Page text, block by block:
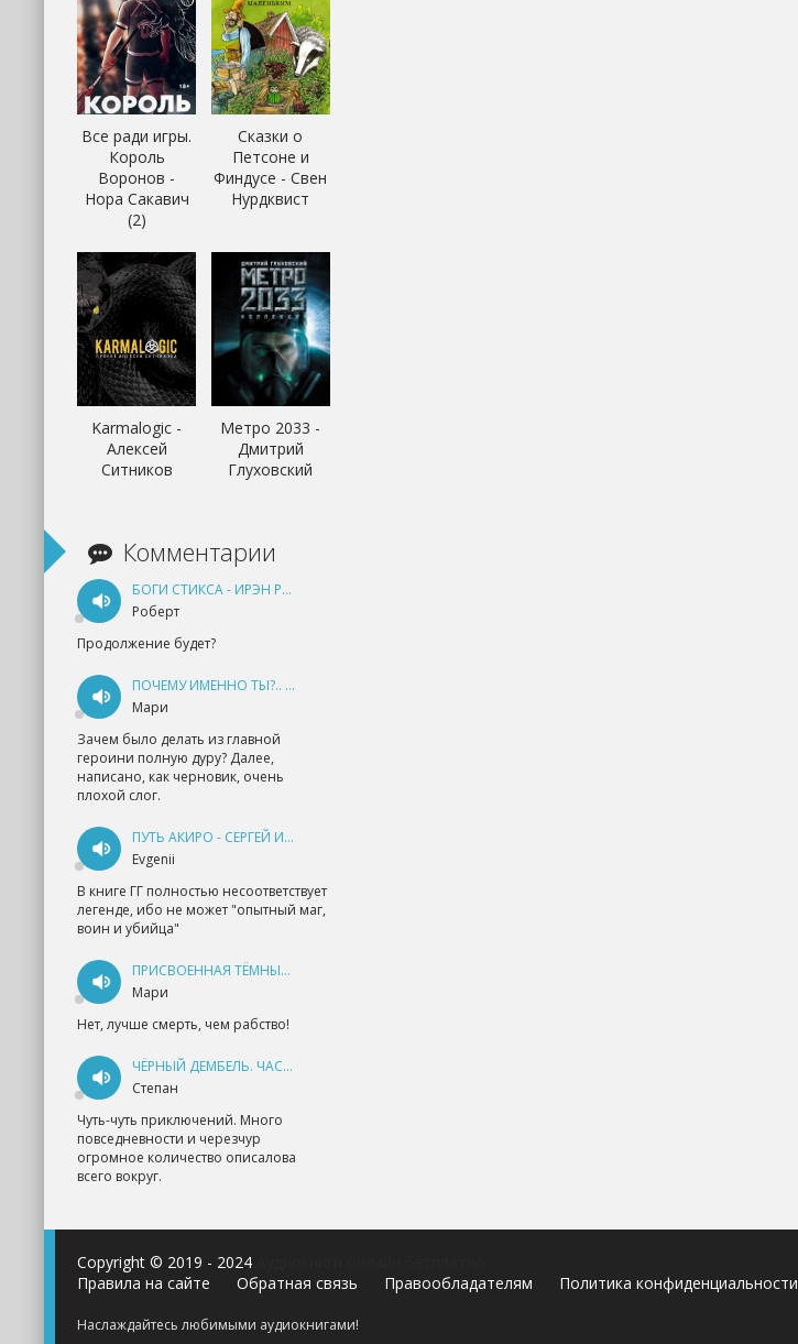
Все ради игры.
Король
Воронов -
Нора Сакавич
(2)
Сказки о
Петсоне и
Финдусе - Свен
Нурдквист
Karmalogic -
Алексей
Ситников
Метро 2033 -
Дмитрий
Глуховский
Комментарии
БОГИ СТИКСА - ИРЭН РУДКЕВИЧ
Роберт
Продолжение будет?
ПОЧЕМУ ИМЕННО ТЫ?.. КНИГА 1 - ЕКАТЕРИНА ЮДИНА
Мари
Зачем было делать из главной
героини полную дуру? Далее,
написано, как черновик, очень
плохой слог.
ПУТЬ АКИРО - СЕРГЕЙ ИЗМАЙЛОВ
Evgenii
В книге ГГ полностью несоответствует
легенде, ибо не может "опытный маг,
воин и убийца"
ПРИСВОЕННАЯ ТЁМНЫМ. ПРОКЛЯТАЯ ЛЮБОВЬ - АННА ГЕРР
Мари
Нет, лучше смерть, чем рабство!
ЧЁРНЫЙ ДЕМБЕЛЬ. ЧАСТЬ 1 - АНДРЕЙ ФЕДИН
Степан
Чуть-чуть приключений. Много
повседневности и черезчур
огромное количество описалова
всего вокруг.
Copyright © 2019 - 2024
Правила на сайте
Обратная связь Правообладателям Политика конфиденциальности
Наслаждайтесь любимыми аудиокнигами!